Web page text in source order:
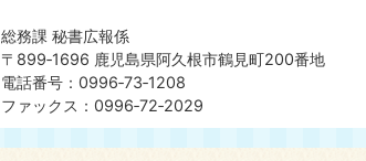
総務課 秘書広報係
〒899‐1696 鹿児島県阿久根市鶴見町200番地
電話番号：0996‐73‐1208
ファックス：0996‐72‐2029